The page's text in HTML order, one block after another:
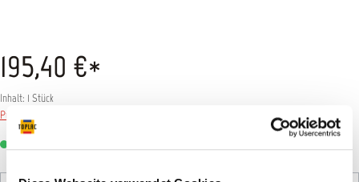
195,40 €*
Inhalt: 1 Stück
Preise inkl. MwSt. zzgl. Versandkosten